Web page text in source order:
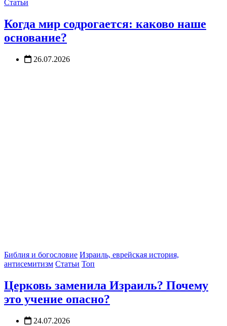
Статьи
Когда мир содрогается: каково наше
основание?
26.07.2026
Библия и богословие Израиль, еврейская история,
антисемитизм Статьи Топ
Церковь заменила Израиль? Почему
это учение опасно?
24.07.2026